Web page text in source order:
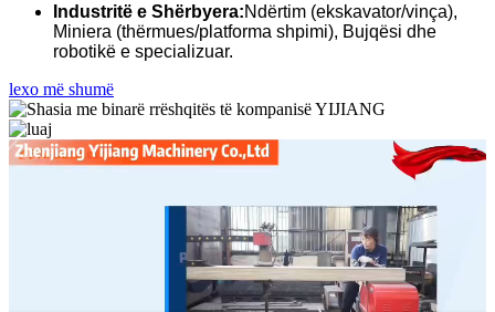
Industritë e Shërbyera:Ndërtim (ekskavator/vinça),
Miniera (thërmues/platforma shpimi), Bujqësi dhe
robotikë e specializuar.
lexo më shumë